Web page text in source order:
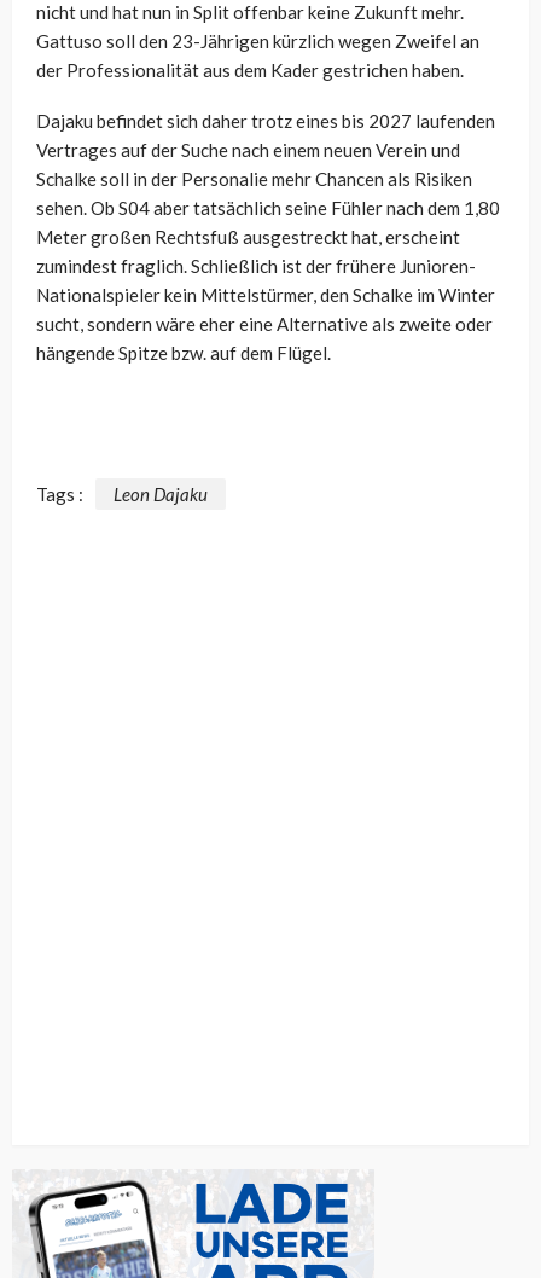
nicht und hat nun in Split offenbar keine Zukunft mehr.
Gattuso soll den 23-Jährigen kürzlich wegen Zweifel an
der Professionalität aus dem Kader gestrichen haben.
Dajaku befindet sich daher trotz eines bis 2027 laufenden
Vertrages auf der Suche nach einem neuen Verein und
Schalke soll in der Personalie mehr Chancen als Risiken
sehen. Ob S04 aber tatsächlich seine Fühler nach dem 1,80
Meter großen Rechtsfuß ausgestreckt hat, erscheint
zumindest fraglich. Schließlich ist der frühere Junioren-
Nationalspieler kein Mittelstürmer, den Schalke im Winter
sucht, sondern wäre eher eine Alternative als zweite oder
hängende Spitze bzw. auf dem Flügel.
Tags : Leon Dajaku